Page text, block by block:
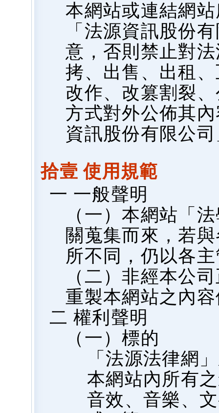
本網站或連結網
「法源資訊股份
意，否則禁止對
拷、出售、出租
改作、改篡割裂
方式對外公佈其
資訊股份有限公
拾壹 使用規範
一 一般聲明
（一）本網站「
關蒐集而來，若
所不同，仍以各
（二）非經本公
重製本網站之內
二 權利聲明
（一）標的
「法源法律網
本網站內所有
音效、音樂、